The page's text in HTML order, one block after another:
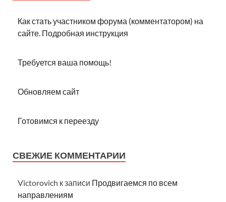
Как стать участником форума (комментатором) на
сайте. Подробная инструкция
Требуется ваша помощь!
Обновляем сайт
Готовимся к переезду
СВЕЖИЕ КОММЕНТАРИИ
Victorovich к записи Продвигаемся по всем
направлениям